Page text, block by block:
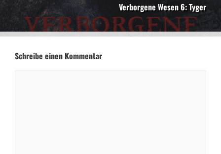
Verborgene Wesen 6: Tyger
Schreibe einen Kommentar